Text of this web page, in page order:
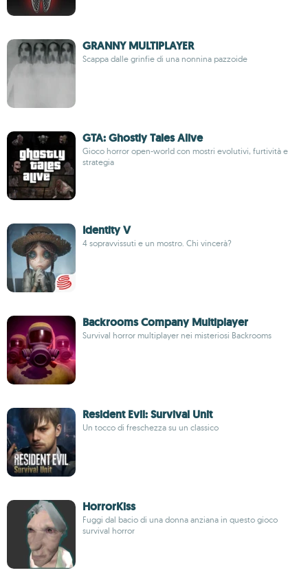
GRANNY MULTIPLAYER
Scappa dalle grinfie di una nonnina pazzoide
GTA: Ghostly Tales Alive
Gioco horror open-world con mostri evolutivi, furtività e
strategia
Identity V
4 sopravvissuti e un mostro. Chi vincerà?
Backrooms Company Multiplayer
Survival horror multiplayer nei misteriosi Backrooms
Resident Evil: Survival Unit
Un tocco di freschezza su un classico
HorrorKiss
Fuggi dal bacio di una donna anziana in questo gioco
survival horror